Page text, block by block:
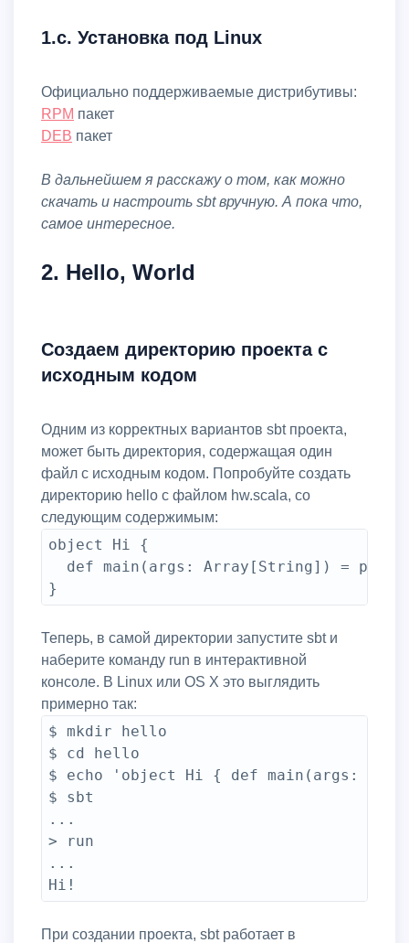
1.c. Установка под Linux
Официально поддерживаемые дистрибутивы:
RPM пакет
DEB пакет
В дальнейшем я расскажу о том, как можно
скачать и настроить sbt вручную. А пока что,
самое интересное.
2. Hello, World
Создаем директорию проекта с
исходным кодом
Одним из корректных вариантов sbt проекта,
может быть директория, содержащая один
файл с исходным кодом. Попробуйте создать
директорию hello с файлом hw.scala, со
следующим содержимым:
object Hi {
def main(args: Array[String]) =
Теперь, в самой директории запустите sbt и
наберите команду run в интерактивной
консоле. В Linux или OS X это выглядить
примерно так:
$ mkdir hello
$ cd hello
$ echo 'object Hi { def main(args:
$ sbt
...
> run
...
При создании проекта, sbt работает в